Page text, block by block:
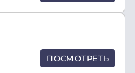
ПОСМОТРЕТЬ